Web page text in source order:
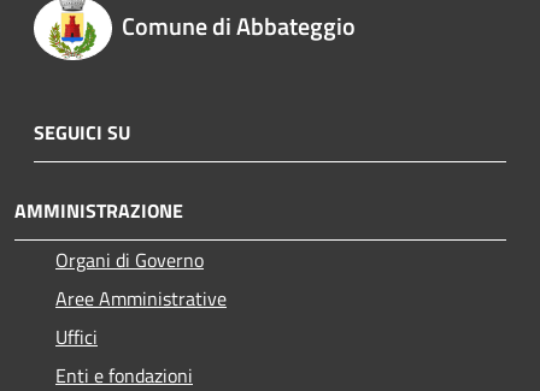
Comune di Abbateggio
SEGUICI SU
AMMINISTRAZIONE
Organi di Governo
Aree Amministrative
Uffici
Enti e fondazioni